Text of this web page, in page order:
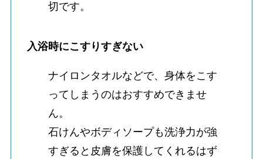
切です。
入浴時にこすりすぎない
ナイロンタオルなどで、身体をこす
ってしまうのはおすすめできませ
ん。
石けんやボディソープも洗浄力が強
すぎると皮膚を保護してくれるはず